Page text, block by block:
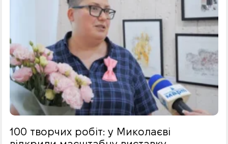
100 творчих робіт: у Миколаєві